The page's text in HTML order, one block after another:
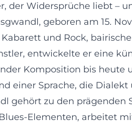
der Widersprüche liebt –
geboren am 15.
und Rock,
entwickelte er eine
Komposition bis heute
einer Sprache, die
gehört zu den
Elementen, arbeitet